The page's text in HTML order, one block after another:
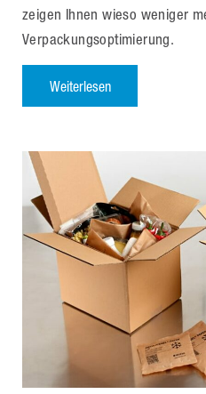
zeigen Ihnen wieso weniger
Verpackungsoptimierung.
Weiterlesen